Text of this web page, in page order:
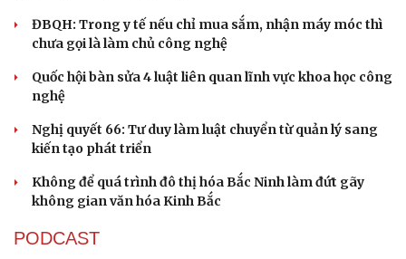
ĐBQH: Trong y tế nếu chỉ mua sắm, nhận máy móc thì
chưa gọi là làm chủ công nghệ
Quốc hội bàn sửa 4 luật liên quan lĩnh vực khoa học công
nghệ
Nghị quyết 66: Tư duy làm luật chuyển từ quản lý sang
kiến tạo phát triển
Không để quá trình đô thị hóa Bắc Ninh làm đứt gãy
không gian văn hóa Kinh Bắc
PODCAST